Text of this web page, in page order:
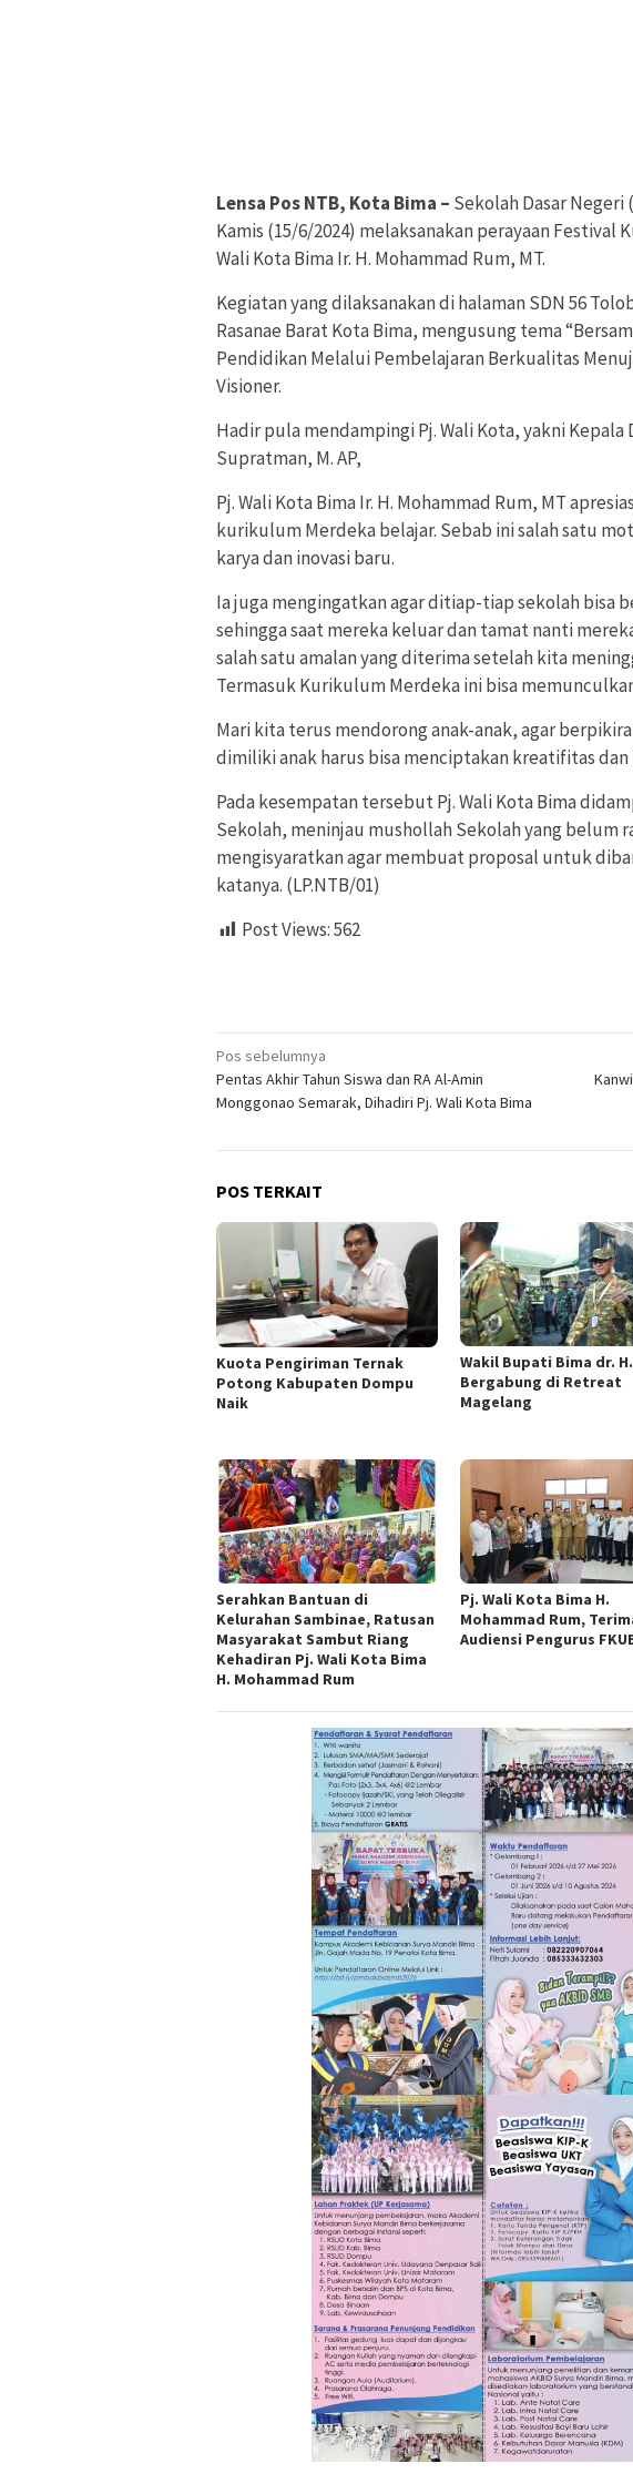
Lensa Pos NTB, Kota Bima – Sekolah Dasar Negeri
Kamis (15/6/2024) melaksanakan perayaan Festival
Wali Kota Bima Ir. H. Mohammad Rum, MT.
Kegiatan yang dilaksanakan di halaman SDN 56
Rasanae Barat Kota Bima, mengusung tema
Pendidikan Melalui Pembelajaran Berkualitas
Visioner.
Hadir pula mendampingi Pj. Wali Kota, yakni Kepala
Supratman, M. AP,
Pj. Wali Kota Bima Ir. H. Mohammad Rum, MT
kurikulum Merdeka belajar. Sebab ini salah satu
karya dan inovasi baru.
Ia juga mengingatkan agar ditiap-tiap sekolah bisa
sehingga saat mereka keluar dan tamat nanti
salah satu amalan yang diterima setelah kita
Termasuk Kurikulum Merdeka ini bisa
Mari kita terus mendorong anak-anak, agar
dimiliki anak harus bisa menciptakan kreatifitas dan
Pada kesempatan tersebut Pj. Wali Kota Bima
Sekolah, meninjau mushollah Sekolah yang belum
mengisyaratkan agar membuat proposal untuk
katanya. (LP.NTB/01)
Post Views:562
Navigasi
pos
Pos sebelumnya
Pentas Akhir Tahun Siswa dan RA Al-Amin
Monggonao Semarak, Dihadiri Pj. Wali Kota Bima
POS TERKAIT
Kuota Pengiriman Ternak
Potong Kabupaten Dompu
Naik
Wakil Bupati Bima dr.
Bergabung di Retreat
Magelang
Serahkan Bantuan di
Kelurahan Sambinae, Ratusan
Masyarakat Sambut Riang
Kehadiran Pj. Wali Kota Bima
H. Mohammad Rum
Pj. Wali Kota Bima H.
Mohammad Rum,
Audiensi Pengurus